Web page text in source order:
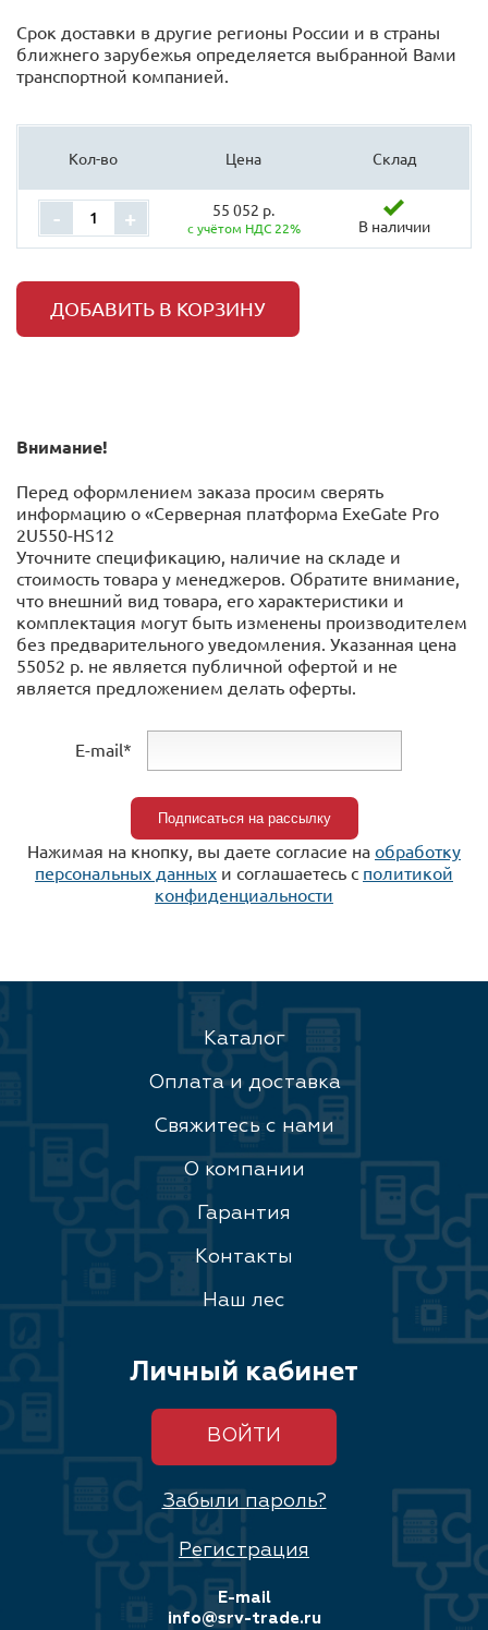
Срок доставки в другие регионы России и в страны
ближнего зарубежья определяется выбранной Вами
транспортной компанией.
Кол-во Цена Склад
- + 55 052 р.
с учётом НДС 22% В наличии
ДОБАВИТЬ В КОРЗИНУ
Внимание!
Перед оформлением заказа просим сверять
информацию о «Серверная платформа ExeGate Pro
2U550-HS12
Уточните спецификацию, наличие на складе и
стоимость товара у менеджеров. Обратите внимание,
что внешний вид товара, его характеристики и
комплектация могут быть изменены производителем
без предварительного уведомления. Указанная цена
55052 р. не является публичной офертой и не
является предложением делать оферты.
E-mail*
Нажимая на кнопку, вы даете согласие на обработку
персональных данных и соглашаетесь c политикой
конфиденциальности
Каталог
Оплата и доставка
Свяжитесь с нами
О компании
Гарантия
Контакты
Наш лес
Личный кабинет
ВОЙТИ
Забыли пароль?
Регистрация
E-mail
info@srv-trade.ru